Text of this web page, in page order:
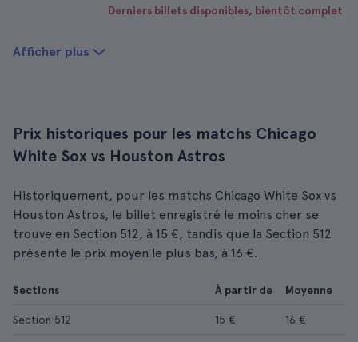
Derniers billets disponibles, bientôt complet
Afficher plus
Prix historiques pour les matchs Chicago
White Sox vs Houston Astros
Historiquement, pour les matchs Chicago White Sox vs
Houston Astros, le billet enregistré le moins cher se
trouve en Section 512, à 15 €, tandis que la Section 512
présente le prix moyen le plus bas, à 16 €.
Sections À partir de Moyenne
Section 512 15 € 16 €